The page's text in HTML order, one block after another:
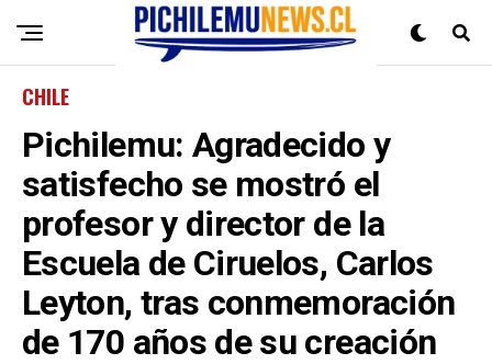
CHILE
Pichilemu: Agradecido y
satisfecho se mostró el
profesor y director de la
Escuela de Ciruelos, Carlos
Leyton, tras conmemoración
de 170 años de su creación